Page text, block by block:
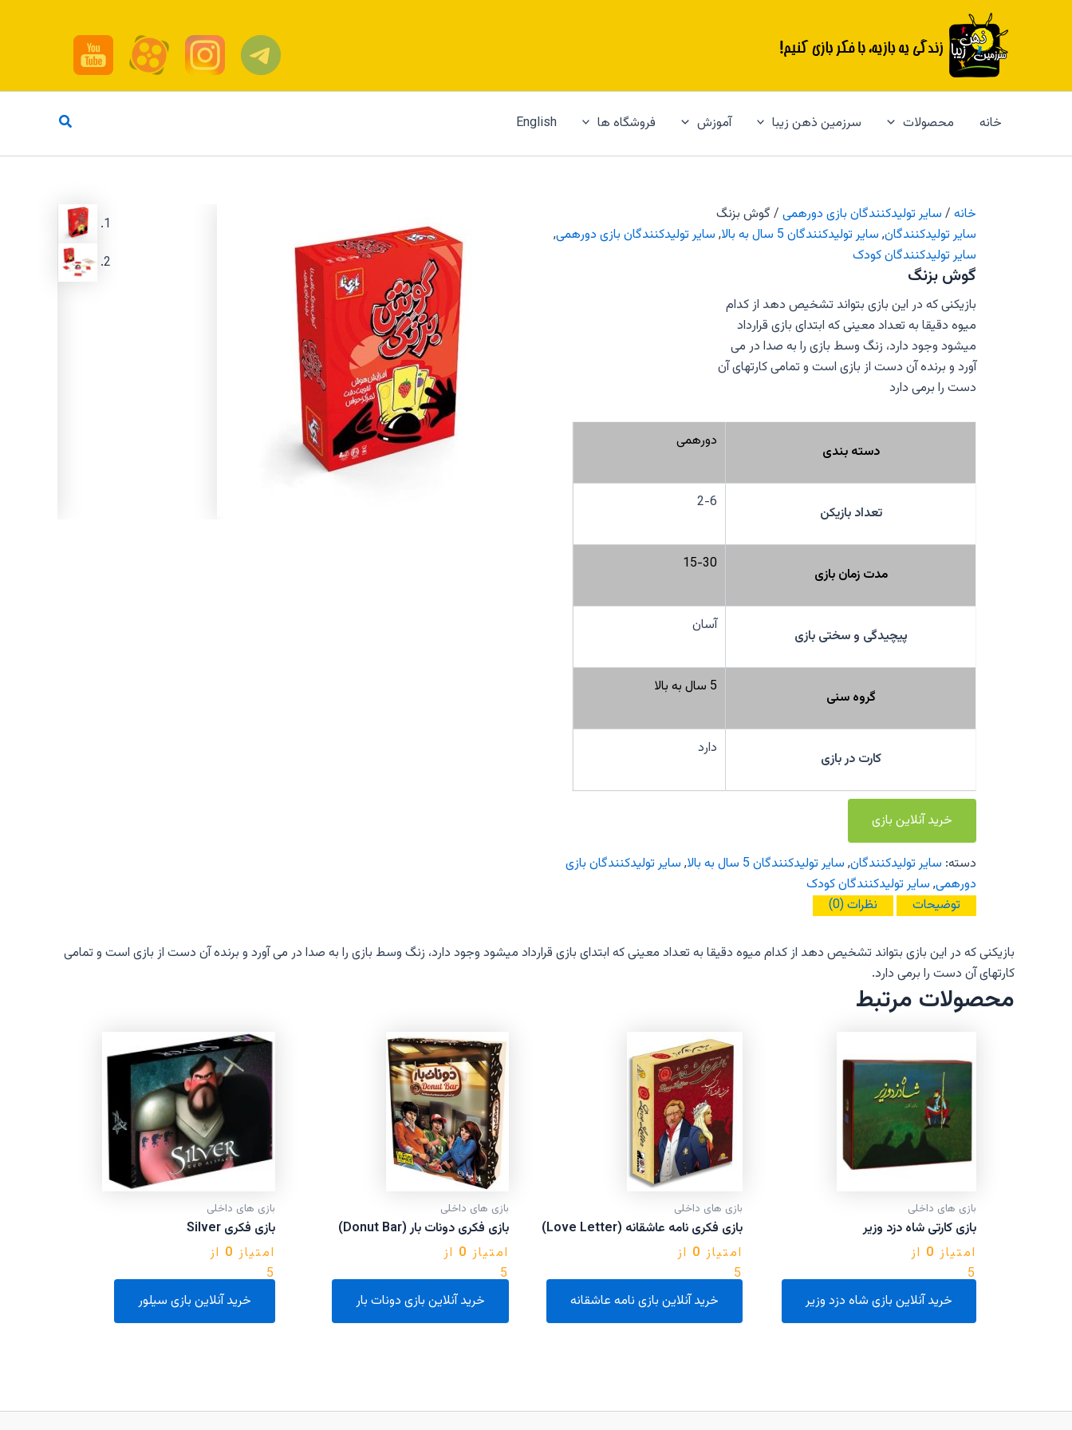
خانه محصولات سرزمین ذهن زیبا آموزش فروشگاه ها English جستجو
خانه / سایر تولیدکنندگان بازی دورهمی / گوش بزنگ
سایر تولیدکنندگان, سایر تولیدکنندگان 5 سال به بالا , سایر تولیدکنندگان بازی دورهمی,
سایر تولیدکنندگان کودک
گوش بزنگ
بازیکنی که در این بازی بتواند تشخیص دهد از کدام
میوه دقیقا به تعداد معینی که ابتدای بازی قرارداد
میشود وجود دارد، زنگ وسط بازی را به صدا در می
آورد و برنده آن دست از بازی است و تمامی کارتهای آن
دست را برمی دارد
دسته بندی
دورهمی
تعداد بازیکن
2-6
مدت زمان بازی
15-30
پیچیدگی و سختی بازی
آسان
گروه سنی
5 سال به بالا
کارت در بازی
دارد
خرید آنلاین بازی
دسته: سایر تولیدکنندگان, سایر تولیدکنندگان 5 سال به بالا , سایر تولیدکنندگان بازی
دورهمی, سایر تولیدکنندگان کودک
توضیحات
نظرات (0)
بازیکنی که در این بازی بتواند تشخیص دهد از کدام میوه دقیقا به تعداد معینی که ابتدای بازی قرارداد میشود وجود دارد، زنگ وسط بازی را به صدا در می آورد و برنده آن دست از بازی است و تمامی
کارتهای آن دست را برمی دارد.
محصولات مرتبط
بازی های داخلی
بازی کارتی شاه دزد وزیر
امتیاز 0 از
5
خرید آنلاین بازی شاه دزد وزیر
بازی های داخلی
بازی فکری نامه عاشقانه (Love Letter)
امتیاز 0 از
5
خرید آنلاین بازی نامه عاشقانه
بازی های داخلی
بازی فکری دونات بار (Donut Bar)
امتیاز 0 از
5
خرید آنلاین بازی دونات بار
بازی های داخلی
بازی فکری Silver
امتیاز 0 از
5
خرید آنلاین بازی سیلور